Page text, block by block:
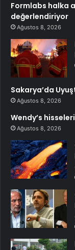
Formlabs halka
değerlendiriyor
Ağustos 8, 2026
Sakarya’da
Ağustos 8, 2026
Wendy’s
Ağustos 8, 2026